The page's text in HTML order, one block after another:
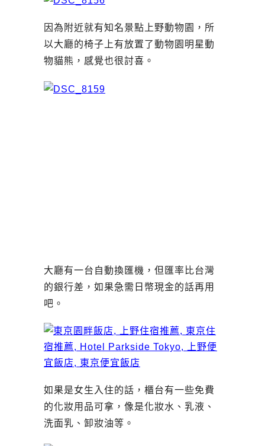
因為附近就有知名景點上野動物園，所
以大廳的椅子上有放置了動物園明星動
物貓熊，感覺也很討喜。
大廳有一台自動換匯機，但匯率比台灣
的銀行差，如果急需日幣現金的話再用
吧。
如果是女生入住的話，櫃台有一些免費
的化妝用品可拿，像是化妝水、乳液、
洗面乳、卸妝油等。